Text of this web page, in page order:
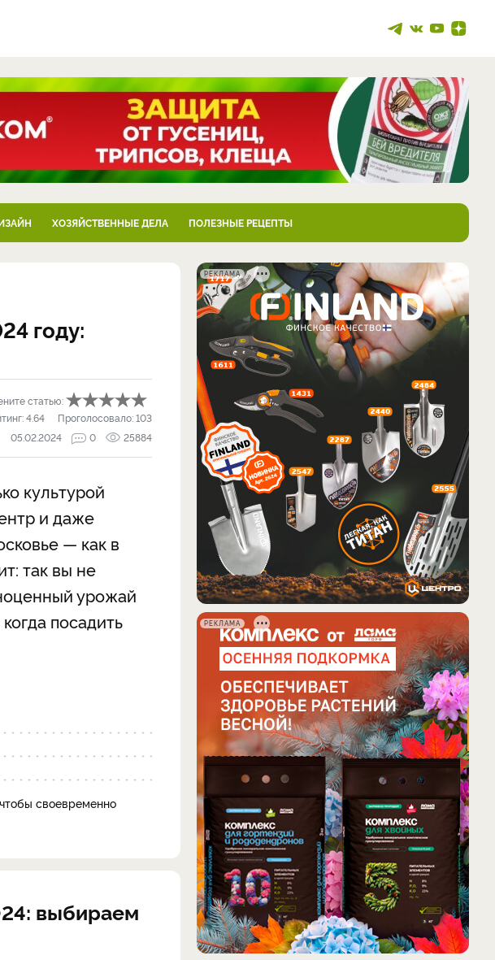
ХОЗЯЙСТВЕННЫЕ ДЕЛА ПОЛЕЗНЫЕ РЕЦЕПТЫ
году:
статью:
4.64 Проголосовало:103
05.02.2024
0 25884
культурой
и даже
— как в
так вы не
урожай
посадить
своевременно
выбираем
РЕКЛАМА
РЕКЛАМА